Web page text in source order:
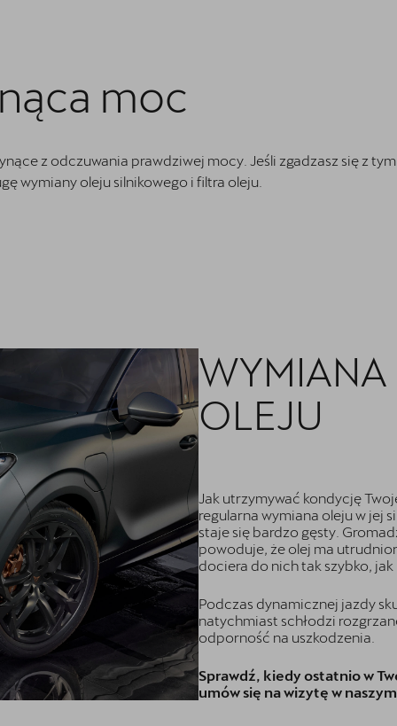
moc
z odczuwania prawdziwej mocy. Jeśli zgadzasz się z
wymiany oleju silnikowego i filtra oleju.
WYMIANA
OLEJU
Jak utrzymywać kondycję
regularna wymiana oleju w jej
staje się bardzo gęsty.
powoduje, że olej ma
dociera do nich tak szybko,
Podczas dynamicznej jazdy
natychmiast schłodzi
odporność na uszkodzenia.
Sprawdź, kiedy ostatnio w
umów się na wizytę w